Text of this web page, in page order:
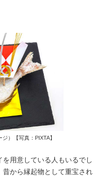
）【写真：PIXTA】
用意している人もいるでし
昔から縁起物として重宝され